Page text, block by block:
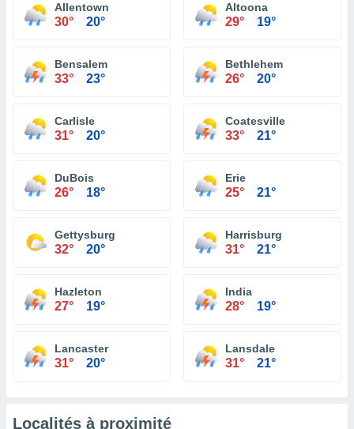
Allentown
30° 20°
Altoona
29° 19°
Bensalem
33° 23°
Bethlehem
26° 20°
Carlisle
31° 20°
Coatesville
33° 21°
DuBois
26° 18°
Erie
25° 21°
Gettysburg
32° 20°
Harrisburg
31° 21°
Hazleton
27° 19°
India
28° 19°
Lancaster
31° 20°
Lansdale
31° 21°
Localités à proximité